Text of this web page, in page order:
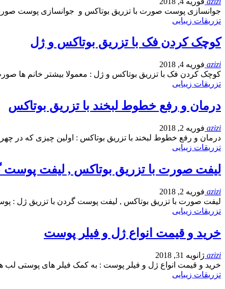
جوانسازی پوست صورت با تزریق بوتاکس و جوانسازی پوست
تزریقات زیبایی
کوچک کردن فک با تزریق بوتاکس و ژل
azizi فوریه 4, 2018
کوچک کردن فک با تزریق بوتاکس و ژل : معمولا بیشتر خانم ها
تزریقات زیبایی
درمان و رفع خطوط لبخند با تزریق بوتاکس
azizi فوریه 2, 2018
درمان و رفع خطوط لبخند با تزریق بوتاکس : اولین چیزی که در
تزریقات زیبایی
لیفت صورت با تزریق بوتاکس , لیفت پوست
azizi فوریه 2, 2018
لیفت صورت با تزریق بوتاکس , لیفت پوست گردن با تزریق ژل
تزریقات زیبایی
خرید و قیمت انواع ژل و فیلر پوست
azizi ژانویه 31, 2018
خرید و قیمت انواع ژل و فیلر پوست : به کمک فیلر های پوستی
تزریقات زیبایی